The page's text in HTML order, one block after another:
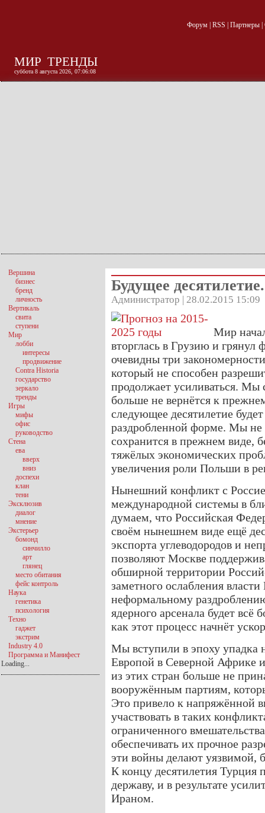
Форум| RSS Партнеры|
МИР ТРЕНДЫ
суббота 8 августа 2026, 07:06:09
Будущее
Администратор | 28.02.2015 15:09
Мир
вторглась в Грузию и грянул
очевидны три
который не способен
продолжает усиливаться. Мы
больше не вернётся к
следующее десятилетие
раздробленной форме. Мы не
сохранится в прежнем виде,
тяжёлых экономических
увеличения роли Польши в
Нынешний конфликт с
международной системы в
думаем, что Российская
своём нынешнем виде ещё
экспорта углеводородов и
позволяют Москве
обширной территории
заметного ослабления
неформальному
ядерного арсенала будет
как этот процесс начнёт
Мы вступили в эпоху упадка
Европой в Северной Африке
из этих стран больше не
вооружённым партиям,
Это привело к напряжённой
участвовать в таких
ограниченного
обеспечивать их прочное
эти войны делают уязвимой,
К концу десятилетия Турция
державу, и в результате
Ираном.
Вершина
бизнес
бренд
личность
Вертикаль
свита
ступени
Мир
лобби
интересы
продвижение
Contra Historia
государство
зеркало
тренды
Игры
мифы
офис
руководство
Стена
ева
вверх
вниз
доспехи
клан
тени
Эксклюзив
диалог
мнение
Экстерьер
бомонд
синчилло
арт
глянец
место обитания
фейс контроль
Наука
генетика
психология
Техно
гаджет
экстрим
Industry 4.0
Программа и Манифест
Loading...